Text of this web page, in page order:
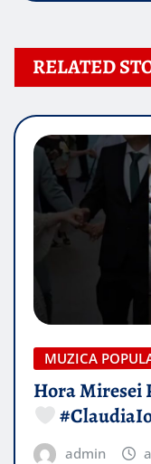
RELATED
MUZICA
Hora Miresei
admin